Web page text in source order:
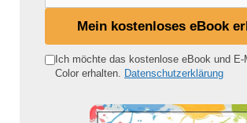
e
Mein kostenloses eBook
Ich möchte das kostenlose eBook und
Color erhalten. Datenschutzerklärung